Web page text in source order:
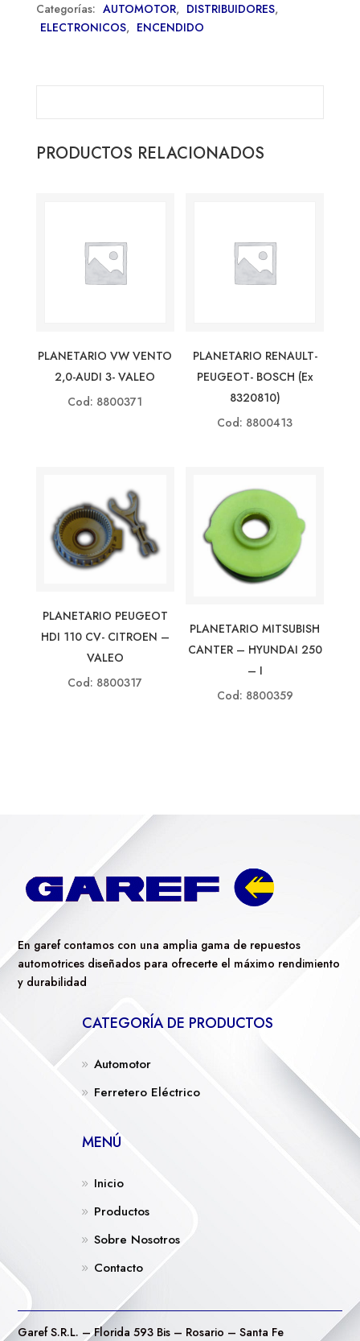
Categorías: AUTOMOTOR, DISTRIBUIDORES,
ELECTRONICOS, ENCENDIDO
PRODUCTOS RELACIONADOS
PLANETARIO VW VENTO
2,0-AUDI 3- VALEO
Cod: 8800371
PLANETARIO RENAULT-
PEUGEOT- BOSCH (ex
8320810)
Cod: 8800413
PLANETARIO PEUGEOT
HDI 110 CV- CITROEN –
VALEO
Cod: 8800317
PLANETARIO MITSUBISH
CANTER – HYUNDAI 250
– I
Cod: 8800359
En garef contamos con una amplia gama de repuestos
automotrices diseñados para ofrecerte el máximo rendimiento
y durabilidad
CATEGORÍA DE PRODUCTOS
Automotor
Ferretero Eléctrico
MENÚ
Inicio
Productos
Sobre Nosotros
Contacto
Garef S.R.L. – Florida 593 Bis – Rosario – Santa Fe